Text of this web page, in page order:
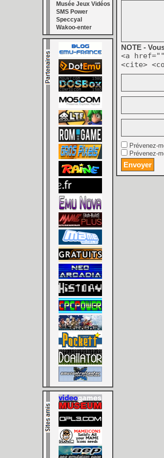
Musée Jeux Vidéos
SMS Power
Speccyal
Wakoo-enter
NOTE -
<a
<cite>
Prévenez-
Prévenez-